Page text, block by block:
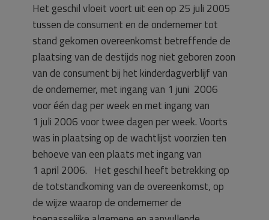
Het geschil vloeit voort uit een op 25 juli 2005
tussen de consument en de ondernemer tot
stand gekomen overeenkomst betreffende de
plaatsing van de destijds nog niet geboren zoon
van de consument bij het kinderdagverblijf van
de ondernemer, met ingang van 1 juni 2006
voor één dag per week en met ingang van
1 juli 2006 voor twee dagen per week. Voorts
was in plaatsing op de wachtlijst voorzien ten
behoeve van een plaats met ingang van
1 april 2006. Het geschil heeft betrekking op
de totstandkoming van de overeenkomst, op
de wijze waarop de ondernemer de